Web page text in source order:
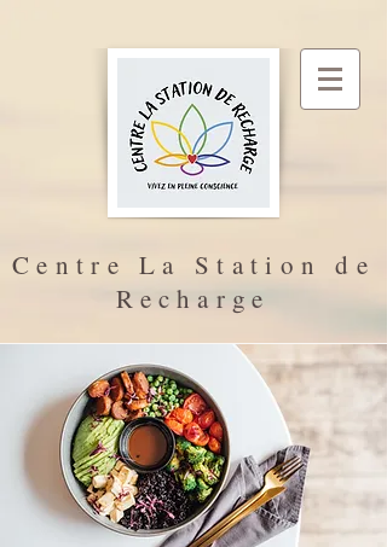
Centre La Station de
Recharge